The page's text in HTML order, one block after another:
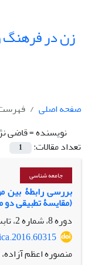
زن در فرهنگ
صفحه اصلی
نویسنده =قاضی
تعداد مقالات:
1
جامعه شناسی
بررسی رابطۀ بین
(مقایسۀ تطبیقی
دوره 8، شماره 2، تابستان 1395، صفحه
منصوره اعظم